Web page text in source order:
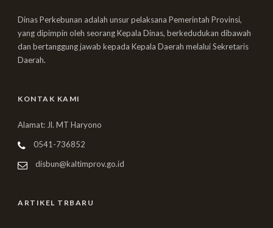
Dinas Perkebunan adalah unsur pelaksana Pemerintah Provinsi,
yang dipimpin oleh seorang Kepala Dinas, berkedudukan dibawah
dan bertanggung jawab kepada Kepala Daerah melalui Sekretaris
Daerah.
KONTAK KAMI
Alamat: Jl. MT Haryono
0541-736852
disbun@kaltimprov.go.id
ARTIKEL TRBARU